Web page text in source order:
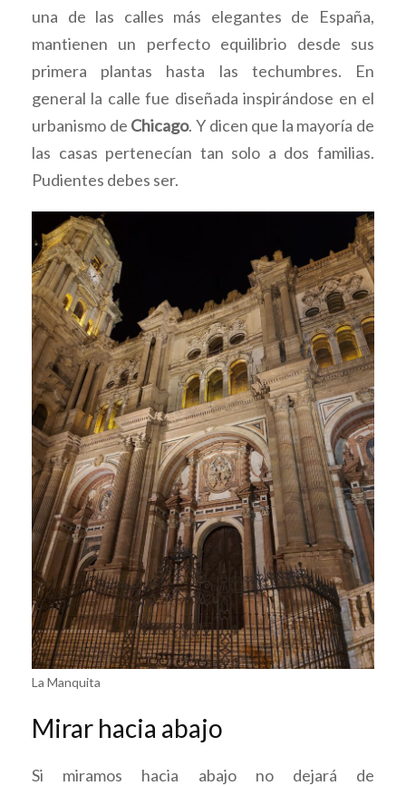
una de las calles más elegantes de España,
mantienen un perfecto equilibrio desde sus
primera plantas hasta las techumbres. En
general la calle fue diseñada inspirándose en el
urbanismo de Chicago. Y dicen que la mayoría de
las casas pertenecían tan solo a dos familias.
Pudientes debes ser.
La Manquita
Mirar hacia abajo
Si miramos hacia abajo no dejará de